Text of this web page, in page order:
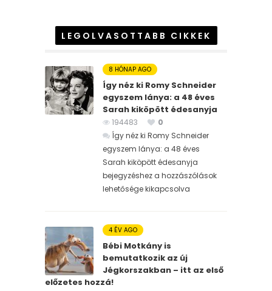
LEGOLVASOTTABB CIKKEK
8 HÓNAP AGO
Így néz ki Romy Schneider
egyszem lánya: a 48 éves
Sarah kiköpött édesanyja
194483
0
Így néz ki Romy Schneider
egyszem lánya: a 48 éves
Sarah kiköpött édesanyja
bejegyzéshez a hozzászólások
lehetősége kikapcsolva
4 ÉV AGO
Bébi Motkány is
bemutatkozik az új
Jégkorszakban – itt az első
előzetes hozzá!